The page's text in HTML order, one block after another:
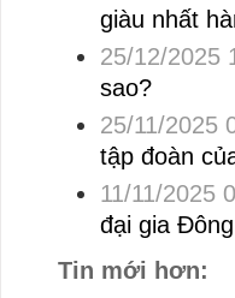
giàu nhất
25/12/2025
sao?
25/11/2025
tập đoàn
11/11/2025
đại gia
Tin mới hơn: